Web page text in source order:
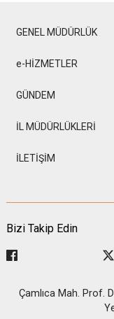
GENEL MÜDÜRLÜK
e-HİZMETLER
GÜNDEM
İL MÜDÜRLÜKLERİ
İLETİŞİM
Bizi Takip Edin
Çamlıca Mah. Prof.